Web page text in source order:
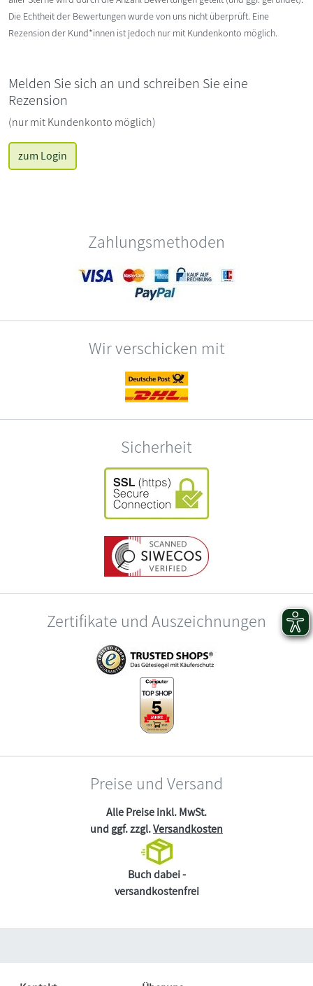
Die Echtheit der Bewertungen wurde von uns nicht überprüft. Eine
Rezension der Kund*innen ist jedoch nur mit Kundenkonto möglich.
Melden Sie sich an und schreiben Sie eine
Rezension
(nur mit Kundenkonto möglich)
zum Login
Zahlungsmethoden
Wir verschicken mit
Sicherheit
Zertifikate und Auszeichnungen
Preise und Versand
Alle Preise inkl. MwSt.
und ggf. zzgl.Versandkosten
Buch dabei -
versandkostenfrei